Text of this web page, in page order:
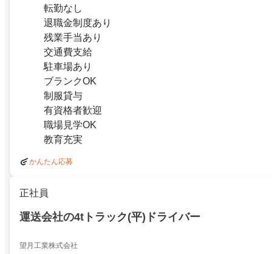
転勤なし
退職金制度あり
残業手当あり
交通費支給
駐車場あり
ブランクOK
制服貸与
有資格者歓迎
職場見学OK
教育充実
かんたん応募
正社員
運送会社の4tトラック(平)ドライバー
望月工業株式会社